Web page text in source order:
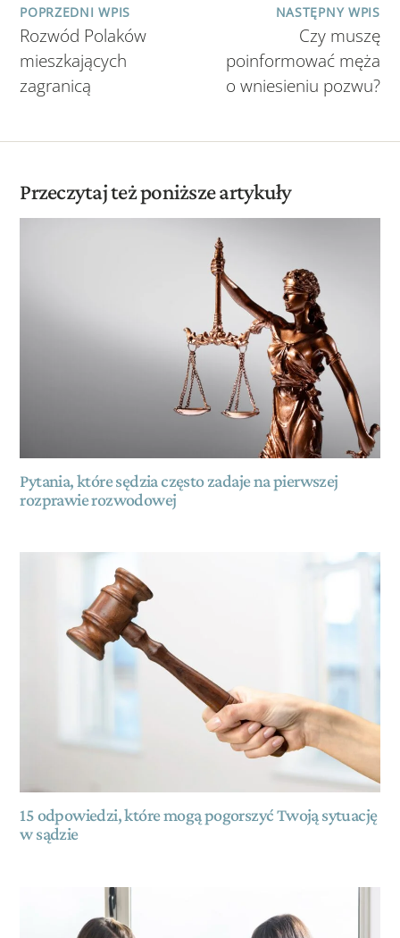
POPRZEDNI WPIS
Rozwód Polaków
mieszkających
zagranicą
NASTĘPNY WPIS
Czy muszę
poinformować męża
o wniesieniu pozwu?
Przeczytaj też poniższe artykuły
Pytania, które sędzia często zadaje na pierwszej
rozprawie rozwodowej
15 odpowiedzi, które mogą pogorszyć Twoją sytuację
w sądzie